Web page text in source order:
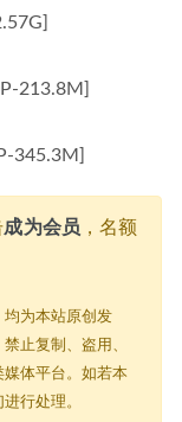
213.8M]
345.3M]
成为会员 ，名额
均为本站原创发
止复制、盗用、
媒体平台。如若本
行处理。